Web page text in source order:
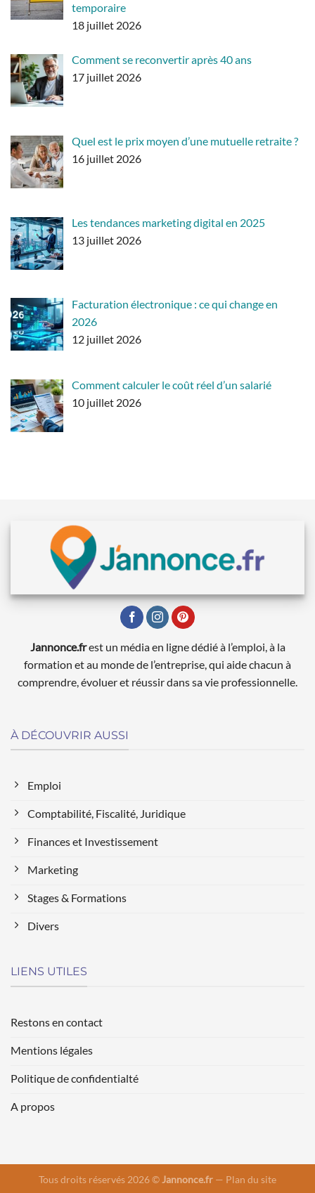
temporaire
18 juillet 2026
Comment se reconvertir après 40 ans
17 juillet 2026
Quel est le prix moyen d’une mutuelle retraite ?
16 juillet 2026
Les tendances marketing digital en 2025
13 juillet 2026
Facturation électronique : ce qui change en
2026
12 juillet 2026
Comment calculer le coût réel d’un salarié
10 juillet 2026
Jannonce.frest un média en ligne dédié à l’emploi, à la
formation et au monde de l’entreprise, qui aide chacun à
comprendre, évoluer et réussir dans sa vie professionnelle.
À DÉCOUVRIR AUSSI
Emploi
Comptabilité, Fiscalité, Juridique
Finances et Investissement
Marketing
Stages & Formations
Divers
LIENS UTILES
Restons en contact
Mentions légales
Politique de confidentialté
A propos
Tous droits réservés 2026 © Jannonce.fr — Plan du site